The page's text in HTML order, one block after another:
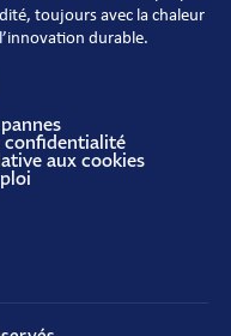
toujours avec la chaleur
durable.
confidentialité
aux cookies